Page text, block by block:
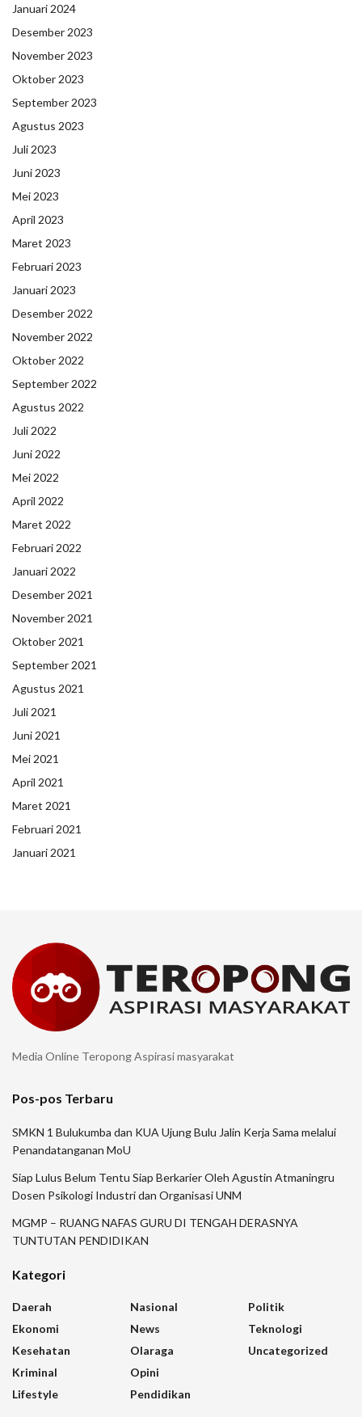
Januari 2024
Desember 2023
November 2023
Oktober 2023
September 2023
Agustus 2023
Juli 2023
Juni 2023
Mei 2023
April 2023
Maret 2023
Februari 2023
Januari 2023
Desember 2022
November 2022
Oktober 2022
September 2022
Agustus 2022
Juli 2022
Juni 2022
Mei 2022
April 2022
Maret 2022
Februari 2022
Januari 2022
Desember 2021
November 2021
Oktober 2021
September 2021
Agustus 2021
Juli 2021
Juni 2021
Mei 2021
April 2021
Maret 2021
Februari 2021
Januari 2021
Media Online Teropong Aspirasi masyarakat
Pos-pos Terbaru
SMKN 1 Bulukumba dan KUA Ujung Bulu Jalin Kerja Sama melalui
Penandatanganan MoU
Siap Lulus Belum Tentu Siap Berkarier Oleh Agustin Atmaningru
Dosen Psikologi Industri dan Organisasi UNM
MGMP – RUANG NAFAS GURU DI TENGAH DERASNYA
TUNTUTAN PENDIDIKAN
Kategori
Daerah
Ekonomi
Kesehatan
Kriminal
Lifestyle
Nasional
News
Olaraga
Opini
Pendidikan
Politik
Teknologi
Uncategorized